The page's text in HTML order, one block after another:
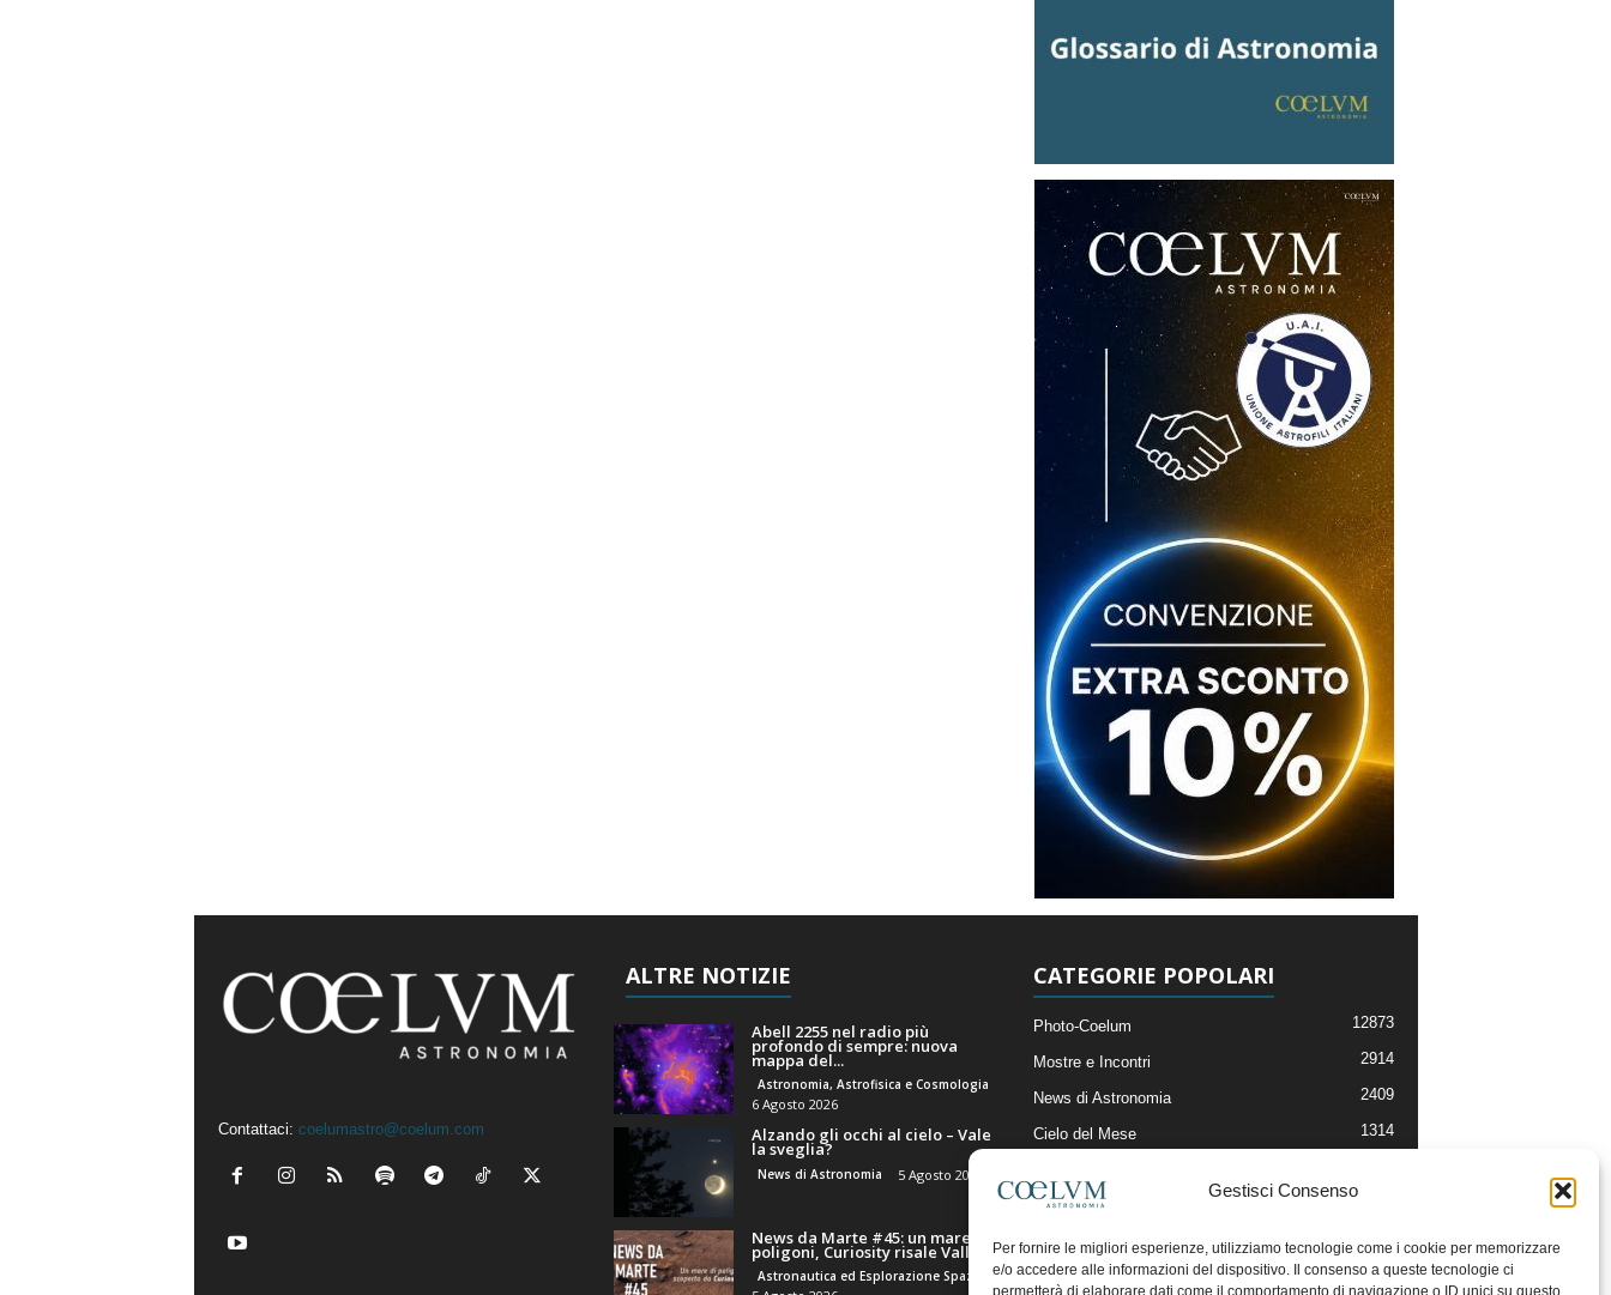
Gestisci Consenso
Per fornire le migliori esperienze, utilizziamo tecnologie come i cookie per memorizzare
e/o accedere alle informazioni del dispositivo. Il consenso a queste tecnologie ci
permetterà di elaborare dati come il comportamento di navigazione o ID unici su questo
Contattaci: coelumastro@coelum.com
ALTRE NOTIZIE
Abell 2255 nel radio più
profondo di sempre: nuova
mappa del...
Astronomia, Astrofisica e Cosmologia
6 Agosto 2026
Alzando gli occhi al cielo – Vale
la sveglia?
News di Astronomia 5 Agosto 2026
News da Marte #45: un mare di
poligoni, Curiosity risale Valle...
CATEGORIE POPOLARI
Photo-Coelum 12873
Mostre e Incontri 2914
News di Astronomia 2409
Cielo del Mese 1314
Articoli e Risorse On-Line
Il Blog della Redazione